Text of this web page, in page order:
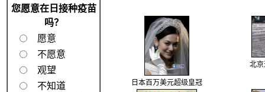
您愿意在日接种疫苗
吗？
愿意
不愿意
观望
不知道
日本百万美元超级皇冠
北